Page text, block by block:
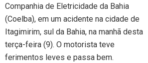
Companhia de Eletricidade da Bahia
(Coelba), em um acidente na cidade de
Itagimirim, sul da Bahia, na manhã desta
terça-feira (9). O motorista teve
ferimentos leves e passa bem.